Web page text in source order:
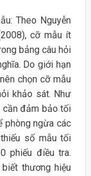
Theo Nguyễn
cỡ mẫu ít
bảng câu hỏi
Do giới hạn
chọn cỡ mẫu
khảo sát. Như
cần đảm bảo tối
ngừa các
số mẫu tối
phiếu điều tra.
thương hiệu